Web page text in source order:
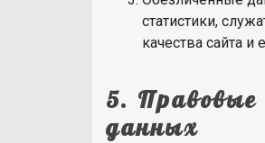
статистики,
качества сайта и
5. Правовые
данных